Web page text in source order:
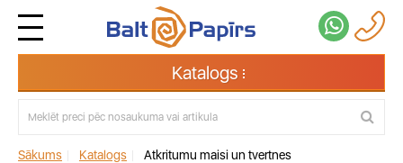
Katalogs
Sākums Katalogs Atkritumu maisi un tvertnes